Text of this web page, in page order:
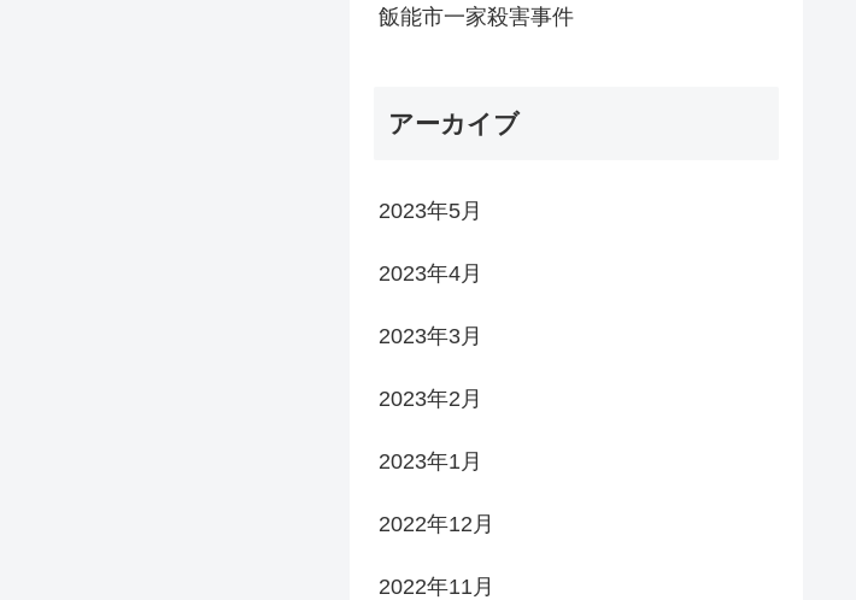
飯能市一家殺害事件
アーカイブ
2023年5月
2023年4月
2023年3月
2023年2月
2023年1月
2022年12月
2022年11月